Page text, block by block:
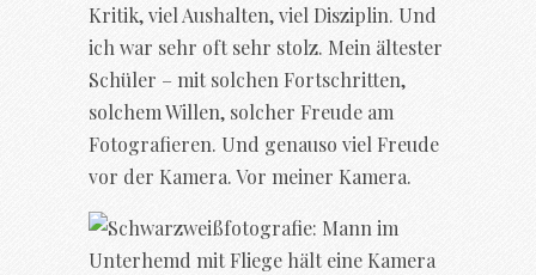
Kritik, viel Aushalten, viel Disziplin. Und
ich war sehr oft sehr stolz. Mein ältester
Schüler – mit solchen Fortschritten,
solchem Willen, solcher Freude am
Fotografieren. Und genauso viel Freude
vor der Kamera. Vor meiner Kamera.